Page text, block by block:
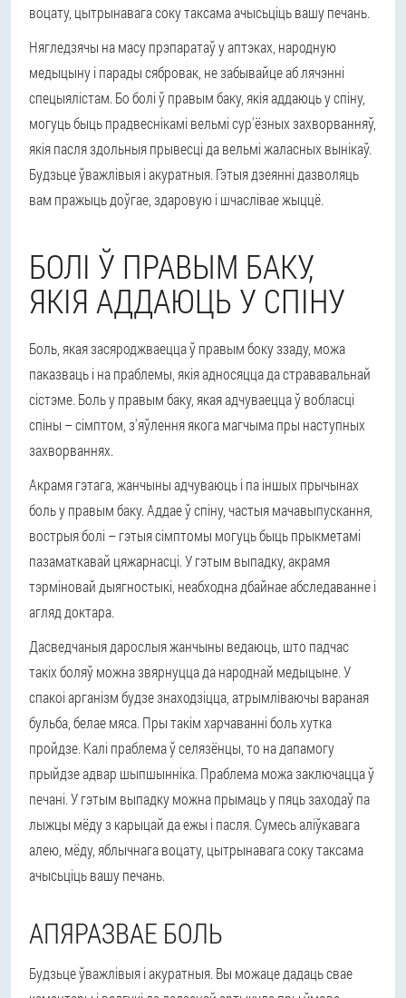
воцату, цытрынавага соку таксама ачысьціць вашу печань.
Нягледзячы на масу прэпаратаў у аптэках, народную
медыцыну і парады сябровак, не забывайце аб лячэнні
спецыялістам. Бо болі ў правым баку, якія аддаюць у спіну,
могуць быць прадвеснікамі вельмі сур'ёзных захворванняў,
якія пасля здольныя прывесці да вельмі жаласных вынікаў.
Будзьце ўважлівыя і акуратныя. Гэтыя дзеянні дазволяць
вам пражыць доўгае, здаровую і шчаслівае жыццё.
БОЛІ Ў ПРАВЫМ БАКУ,
ЯКІЯ АДДАЮЦЬ У СПІНУ
Боль, якая засяроджваецца ў правым боку ззаду, можа
паказваць і на праблемы, якія адносяцца да стрававальнай
сістэме. Боль у правым баку, якая адчуваецца ў вобласці
спіны – сімптом, з'яўлення якога магчыма пры наступных
захворваннях.
Акрамя гэтага, жанчыны адчуваюць і па іншых прычынах
боль у правым баку. Аддае ў спіну, частыя мачавыпускання,
вострыя болі – гэтыя сімптомы могуць быць прыкметамі
пазаматкавай цяжарнасці. У гэтым выпадку, акрамя
тэрміновай дыягностыкі, неабходна дбайнае абследаванне і
агляд доктара.
Дасведчаныя дарослыя жанчыны ведаюць, што падчас
такіх боляў можна звярнуцца да народнай медыцыне. У
спакоі арганізм будзе знаходзіцца, атрымліваючы вараная
бульба, белае мяса. Пры такім харчаванні боль хутка
пройдзе. Калі праблема ў селязёнцы, то на дапамогу
прыйдзе адвар шыпшынніка. Праблема можа заключацца ў
печані. У гэтым выпадку можна прымаць у пяць заходаў па
лыжцы мёду з карыцай да ежы і пасля. Сумесь аліўкавага
алею, мёду, яблычнага воцату, цытрынавага соку таксама
ачысьціць вашу печань.
АПЯРАЗВАЕ БОЛЬ
Будзьце ўважлівыя і акуратныя. Вы можаце дадаць свае